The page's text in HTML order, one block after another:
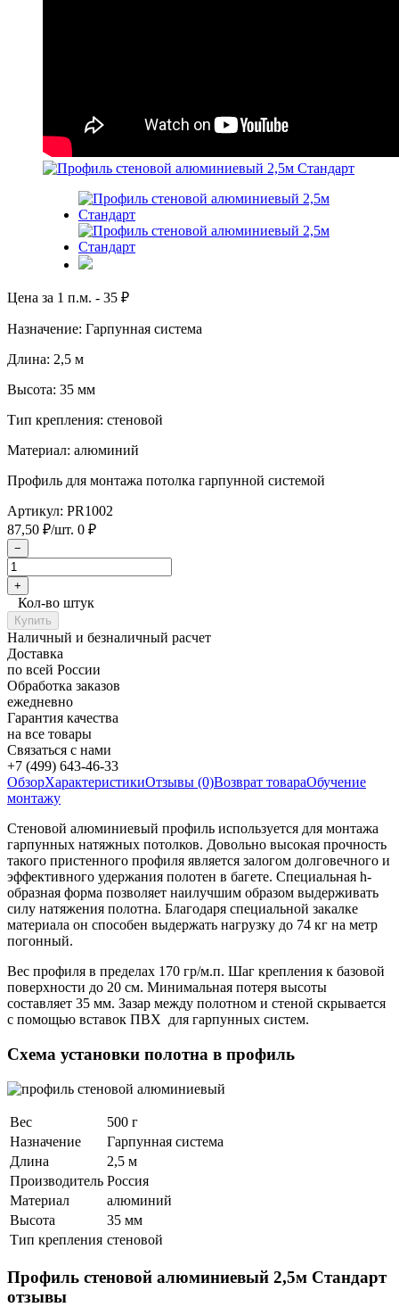
Цена за 1 п.м. - 35 ₽
Назначение: Гарпунная система
Длина: 2,5 м
Высота: 35 мм
Тип крепления: стеновой
Материал: алюминий
Профиль для монтажа потолка гарпунной системой
Артикул: PR1002
87,50 ₽/шт. 0 ₽
Кол-во штук
Наличный и безналичный расчет
Доставка
по всей России
Обработка заказов
ежедневно
Гарантия качества
на все товары
Связаться с нами
+7 (499) 643-46-33
ОбзорХарактеристикиОтзывы (0)Возврат товараОбучение
монтажу
Стеновой алюминиевый профиль используется для монтажа
гарпунных натяжных потолков. Довольно высокая прочность
такого пристенного профиля является залогом долговечного и
эффективного удержания полотен в багете. Специальная h-
образная форма позволяет наилучшим образом выдерживать
силу натяжения полотна. Благодаря специальной закалке
материала он способен выдержать нагрузку до 74 кг на метр
погонный.
Вес профиля в пределах 170 гр/м.п. Шаг крепления к базовой
поверхности до 20 см. Минимальная потеря высоты
составляет 35 мм. Зазар между полотном и стеной скрывается
с помощью вставок ПВХ для гарпунных систем.
Схема установки полотна в профиль
Вес
500 г
Назначение
Гарпунная система
Длина
2,5 м
Производитель Россия
Материал
алюминий
Высота
35 мм
Тип крепления стеновой
Профиль стеновой алюминиевый 2,5м Стандарт
отзывы